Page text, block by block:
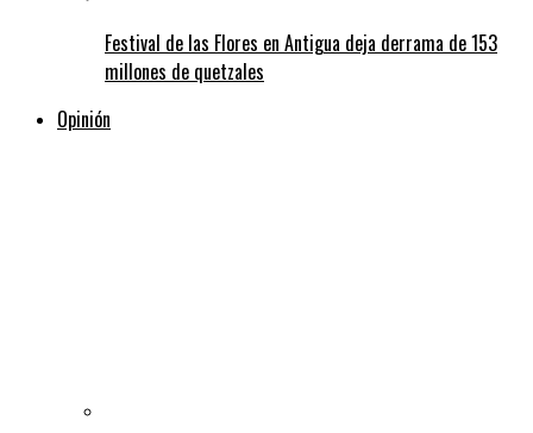
Festival de las Flores en Antigua deja derrama de 153
millones de quetzales
Opinión